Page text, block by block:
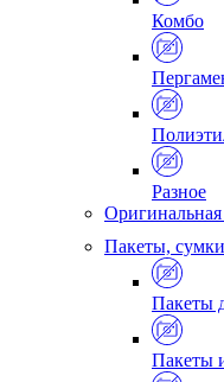
Комбо
Разное
Оригинальная
Пакеты, сумки
Пакеты
Пакеты